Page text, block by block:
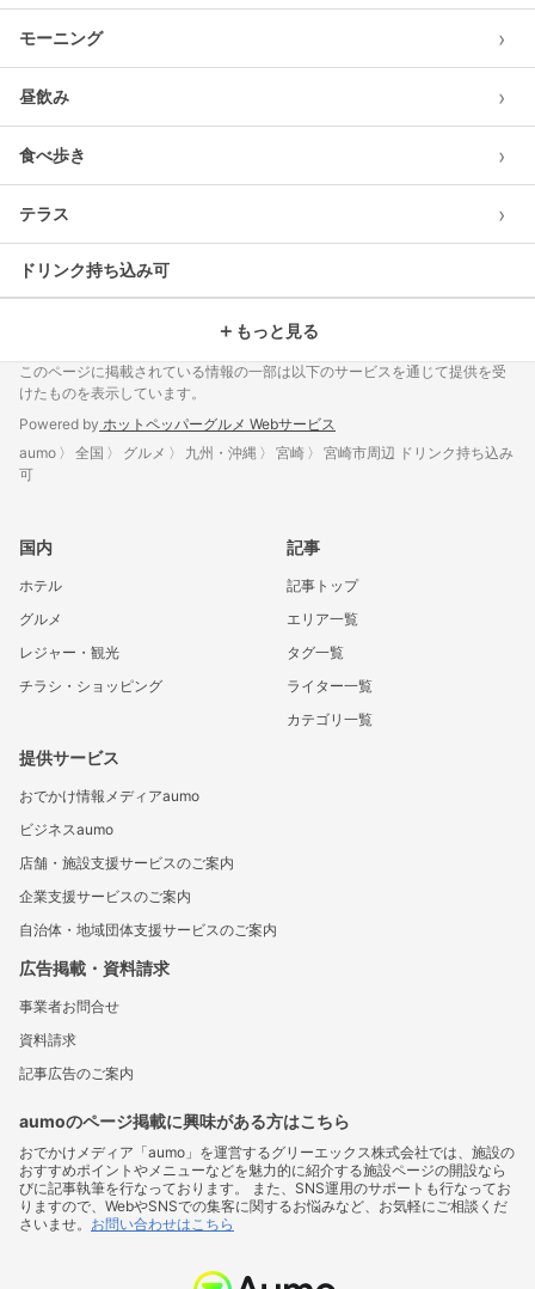
モーニング ›
昼飲み ›
食べ歩き ›
テラス ›
ドリンク持ち込み可
＋ もっと見る
このページに掲載されている情報の一部は以下のサービスを通じて提供を受
けたものを表示しています。
Powered by ホットペッパーグルメ Webサービス
aumo
全国 グルメ 九州・沖縄 宮崎
宮崎市周辺 ドリンク持ち込み
可
国内
ホテル
グルメ
レジャー・観光
チラシ・ショッピング
記事
記事トップ
エリア一覧
タグ一覧
ライター一覧
カテゴリ一覧
提供サービス
おでかけ情報メディアaumo
ビジネスaumo
店舗・施設支援サービスのご案内
企業支援サービスのご案内
自治体・地域団体支援サービスのご案内
広告掲載・資料請求
事業者お問合せ
資料請求
記事広告のご案内
aumoのページ掲載に興味がある方はこちら
おでかけメディア「aumo」を運営するグリーエックス株式会社では、施設の
おすすめポイントやメニューなどを魅力的に紹介する施設ページの開設なら
びに記事執筆を行なっております。 また、SNS運用のサポートも行なってお
りますので、WebやSNSでの集客に関するお悩みなど、お気軽にご相談くだ
さいませ。 お問い合わせはこちら